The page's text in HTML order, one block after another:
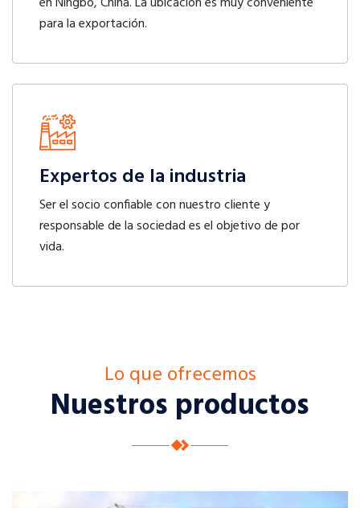
para la exportación.
Expertos de la industria
Ser el socio confiable con nuestro cliente y
responsable de la sociedad es el objetivo de por
vida.
Lo que ofrecemos
Nuestros productos